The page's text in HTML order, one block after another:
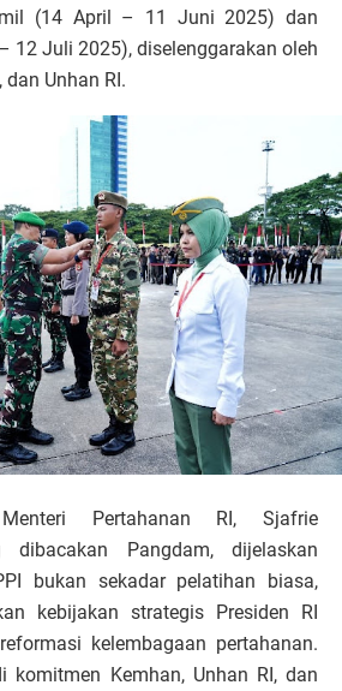
(14 April – 11 Juni 2025) dan
12 Juli 2025), diselenggarakan oleh
dan Unhan RI.
Pertahanan RI, Sjafrie
dibacakan Pangdam, dijelaskan
bukan sekadar pelatihan biasa,
kebijakan strategis Presiden RI
kelembagaan pertahanan.
komitmen Kemhan, Unhan RI, dan